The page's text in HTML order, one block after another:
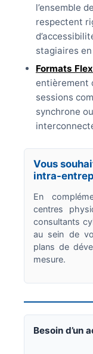
l’ensemble
respectent
stagiaires
Formats
entièrement
sessions
synchrone
Vous
intra-
En
centres
consultants
au sein de
plans de
mesure.
Besoin d’un